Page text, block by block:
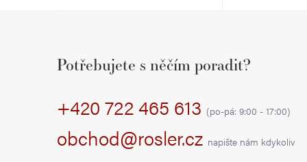
Potřebujete s něčím poradit?
+420 722 465 613 (po-pá: 9:00 - 17:00)
obchod@rosler.cz napište nám kdykoliv